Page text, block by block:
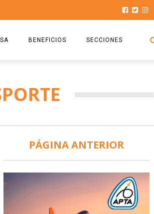
BENEFICIOS
COMISIÓN
DOCUMENTOS
SEGURO DE SEPELIOS
SECCIONES
HISTORIAS DE LUCHA
TURISMO Y RECREACIÓN
PÁGINA ANTERIOR